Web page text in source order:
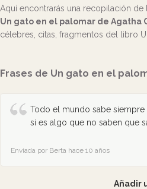
Aquí encontrarás una recopilación de
Un gato en el palomar de Agatha
célebres, citas, fragmentos del libro
Frases de Un gato en el
Todo el mundo sabe
si es algo que no saben que
Enviada por Berta hace 10 años
Añadir